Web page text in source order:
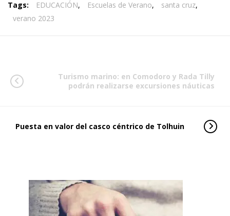
Tags: EDUCACIÓN, Escuelas de Verano, santa cruz,
verano 2023
Turismo marino: en Comodoro y Rada Tilly
podrán realizarse excursiones náuticas
Puesta en valor del casco céntrico de Tolhuin